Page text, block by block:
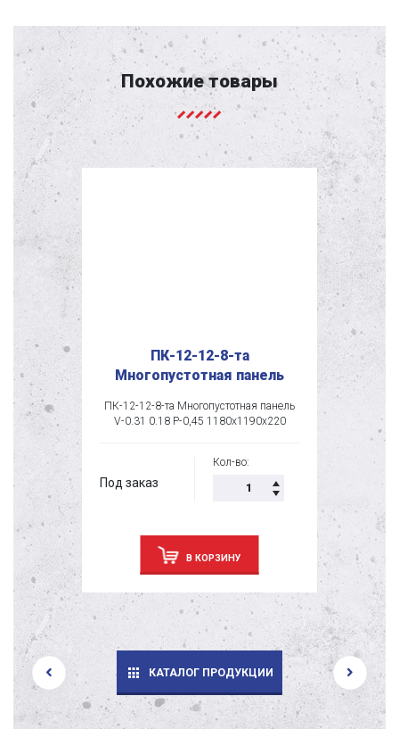
Похожие товары
ПК-12-12-8-та
Многопустотная панель
ПК-12-12-8-та Многопустотная панель
V-0.31 0.18 P-0,45 1180х1190х220
Под заказ
Кол-во:
В КОРЗИНУ
КАТАЛОГ ПРОДУКЦИИ